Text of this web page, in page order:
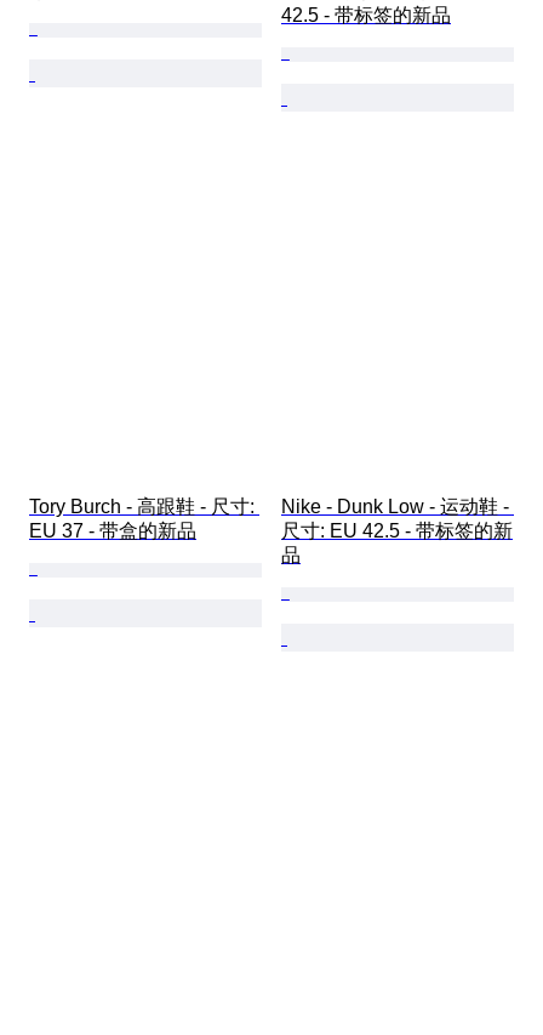
42.5 - 带标签的新品
Tory Burch - 高跟鞋 - 尺寸:
EU 37 - 带盒的新品
Nike - Dunk Low - 运动鞋 -
尺寸: EU 42.5 - 带标签的新
品